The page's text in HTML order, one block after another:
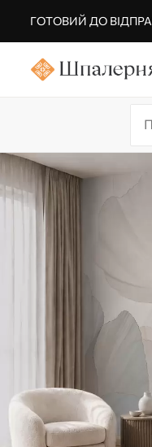
ГОТОВИЙ ДО